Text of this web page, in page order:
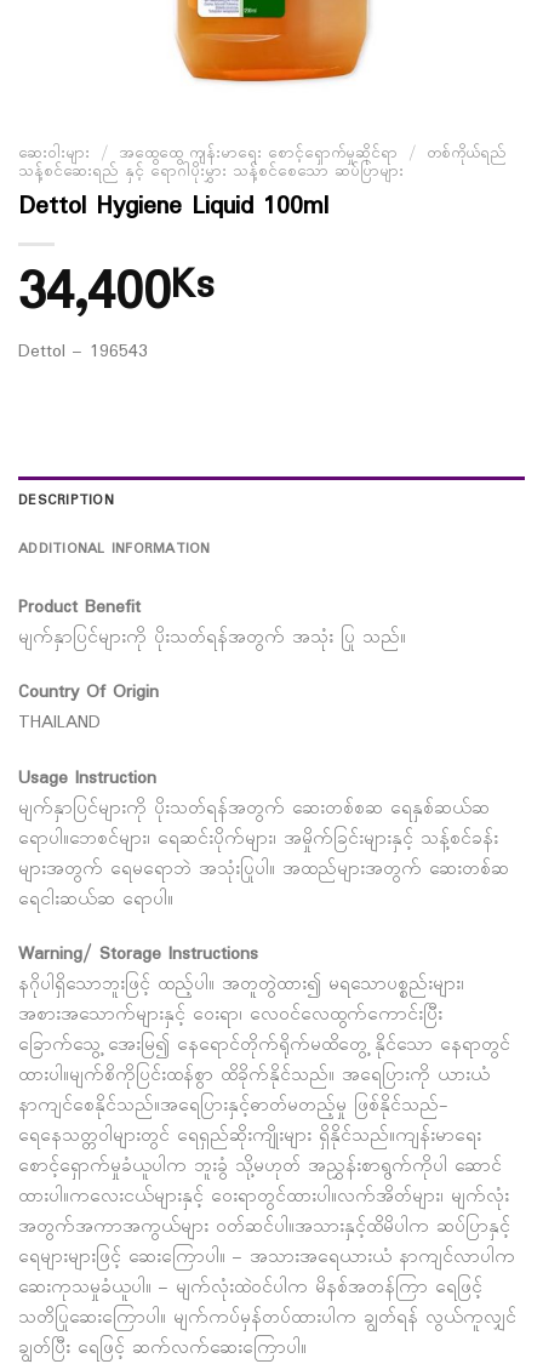
ဆေးဝါးများ / အထွေထွေ ကျန်းမာရေး စောင့်ရှောက်မှုဆိုင်ရာ / တစ်ကိုယ်ရည်
သန့်စင်ဆေးရည် နှင့် ရောဂါပိုးမွှား သန့်စင်စေသော ဆပ်ပြာများ
Dettol Hygiene Liquid 100ml
34,400Ks
Dettol – 196543
DESCRIPTION
ADDITIONAL INFORMATION
Product Benefit
မျက်နှာပြင်များကို ပိုးသတ်ရန်အတွက် အသုံး ပြု သည်။
Country Of Origin
THAILAND
Usage Instruction
မျက်နှာပြင်များကို ပိုးသတ်ရန်အတွက် ဆေးတစ်စဆ ရေနှစ်ဆယ်ဆ
ရောပါ။ဘေစင်များ၊ ရေဆင်းပိုက်များ၊ အမှိုက်ခြင်းများနှင့် သန့်စင်ခန်း
များအတွက် ရေမရောဘဲ အသုံးပြုပါ။ အထည်များအတွက် ဆေးတစ်ဆ
ရေငါးဆယ်ဆ ရောပါ။
Warning/ Storage Instructions
နဂိုပါရှိသောဘူးဖြင့် ထည့်ပါ။ အတူတွဲထား၍ မရသောပစ္စည်းများ၊
အစားအသောက်များနှင့် ဝေးရာ၊ လေဝင်လေထွက်ကောင်းပြီး
ခြောက်သွေ့ အေးမြ၍ နေရောင်တိုက်ရိုက်မထိတွေ့ နိုင်သော နေရာတွင်
ထားပါ။မျက်စိကိုပြင်းထန်စွာ ထိခိုက်နိုင်သည်။ အရေပြားကို ယားယံ
နာကျင်စေနိုင်သည်။အရေပြားနှင့်ဓာတ်မတည့်မှု ဖြစ်နိုင်သည်-
ရေနေသတ္တဝါများတွင် ရေရှည်ဆိုးကျိုးများ ရှိနိုင်သည်။ကျန်းမာရေး
စောင့်ရှောက်မှုခံယူပါက ဘူးခွံ သို့မဟုတ် အညွှန်းစာရွက်ကိုပါ ဆောင်
ထားပါ။ကလေးငယ်များနှင့် ဝေးရာတွင်ထားပါ။လက်အိတ်များ၊ မျက်လုံး
အတွက်အကာအကွယ်များ ဝတ်ဆင်ပါ။အသားနှင့်ထိမိပါက ဆပ်ပြာနှင့်
ရေများများဖြင့် ဆေးကြောပါ။ – အသားအရေယားယံ နာကျင်လာပါက
ဆေးကုသမှုခံယူပါ။ – မျက်လုံးထဲဝင်ပါက မိနစ်အတန်ကြာ ရေဖြင့်
သတိပြုဆေးကြောပါ။ မျက်ကပ်မှန်တပ်ထားပါက ချွတ်ရန် လွယ်ကူလျှင်
ချွတ်ပြီး ရေဖြင့် ဆက်လက်ဆေးကြောပါ။